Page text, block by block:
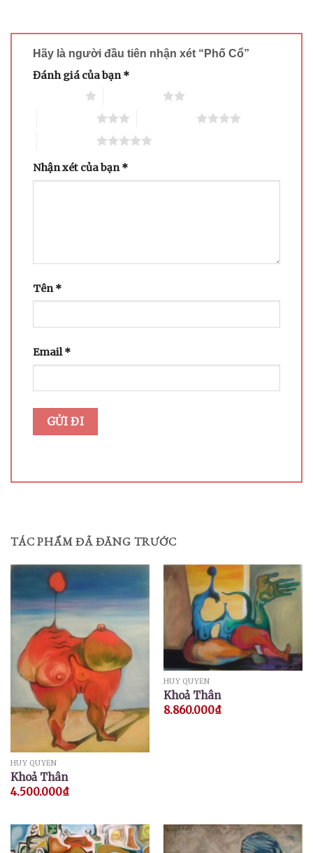
Hãy là người đầu tiên nhận xét “Phố Cổ”
Đánh giá của bạn *
Nhận xét của bạn*
Tên *
Email*
TÁC PHẨM ĐÃ ĐĂNG TRƯỚC
HUY QUYỂN
Khoả Thân
4.500.000₫
HUY QUYỂN
Khoả Thân
8.860.000₫